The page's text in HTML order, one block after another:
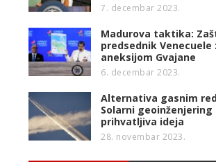
7. decembar 2023.
Madurova taktika:
predsednik
aneksijom Gvajane
6. decembar 2023.
Alternativa gasnim
Solarni
prihvatljiva ideja
28. novembar 2023.